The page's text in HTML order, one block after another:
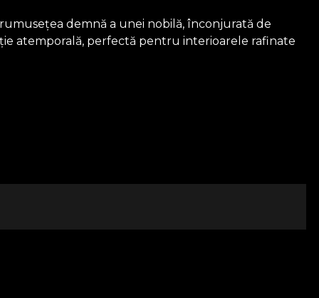
demnă a unei nobilă, înconjurată de
atemporală, perfectă pentru interioarele rafinate